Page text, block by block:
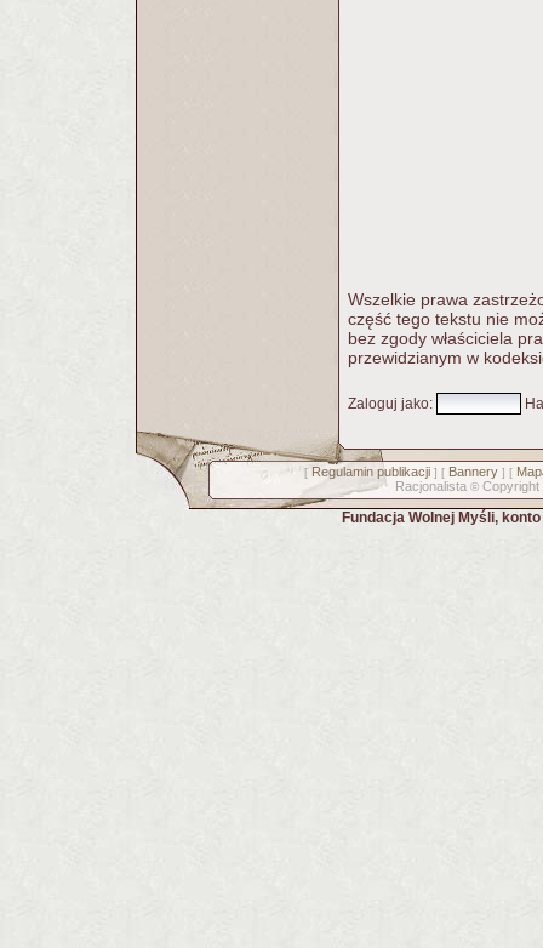
Wszelkie prawa
część tego tekstu nie
bez zgody właściciela
przewidzianym w
Zaloguj jako:
[ Regulamin publikacji] [ Bannery] [
Racjonalista © Copyright
Fundacja Wolnej Myśli,